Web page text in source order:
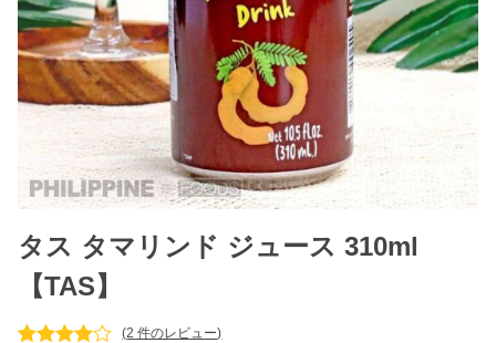
タス タマリンド ジュース 310ml
【TAS】
(2 件のレビュー)